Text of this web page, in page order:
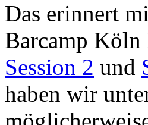
Das erinnert
Barcamp
Session 2 und
haben wir